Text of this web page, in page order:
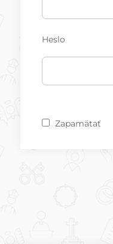
Heslo
Zapamätať